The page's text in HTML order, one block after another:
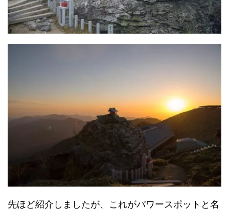
先ほど紹介しましたが、これがパワースポットと名